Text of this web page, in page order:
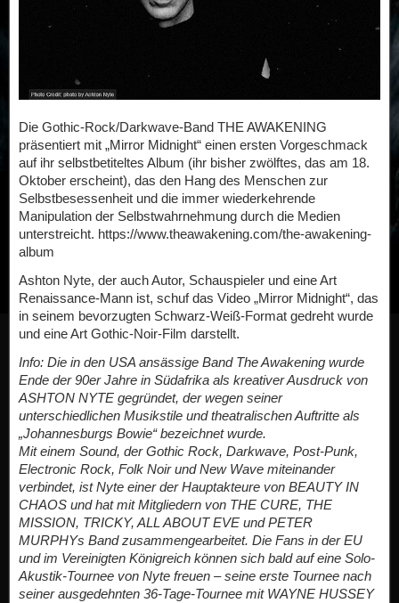
Die Gothic-Rock/Darkwave-Band THE AWAKENING
präsentiert mit „Mirror Midnight“ einen ersten Vorgeschmack
auf ihr selbstbetiteltes Album (ihr bisher zwölftes, das am 18.
Oktober erscheint), das den Hang des Menschen zur
Selbstbesessenheit und die immer wiederkehrende
Manipulation der Selbstwahrnehmung durch die Medien
unterstreicht. https://www.theawakening.com/the-awakening-
album
Ashton Nyte, der auch Autor, Schauspieler und eine Art
Renaissance-Mann ist, schuf das Video „Mirror Midnight“, das
in seinem bevorzugten Schwarz-Weiß-Format gedreht wurde
und eine Art Gothic-Noir-Film darstellt.
Info: Die in den USA ansässige Band The Awakening wurde
Ende der 90er Jahre in Südafrika als kreativer Ausdruck von
ASHTON NYTE gegründet, der wegen seiner
unterschiedlichen Musikstile und theatralischen Auftritte als
„Johannesburgs Bowie“ bezeichnet wurde.
Mit einem Sound, der Gothic Rock, Darkwave, Post-Punk,
Electronic Rock, Folk Noir und New Wave miteinander
verbindet, ist Nyte einer der Hauptakteure von BEAUTY IN
CHAOS und hat mit Mitgliedern von THE CURE, THE
MISSION, TRICKY, ALL ABOUT EVE und PETER
MURPHYs Band zusammengearbeitet. Die Fans in der EU
und im Vereinigten Königreich können sich bald auf eine Solo-
Akustik-Tournee von Nyte freuen – seine erste Tournee nach
seiner ausgedehnten 36-Tage-Tournee mit WAYNE HUSSEY